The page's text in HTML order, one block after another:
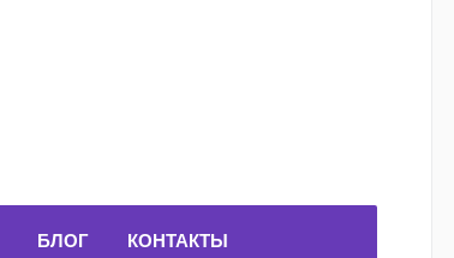
БЛОГ КОНТАКТЫ